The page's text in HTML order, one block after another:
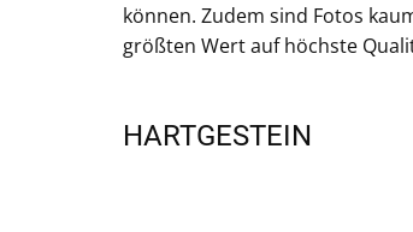
können. Zudem sind Fotos
größten Wert auf höchste
HARTGESTEIN